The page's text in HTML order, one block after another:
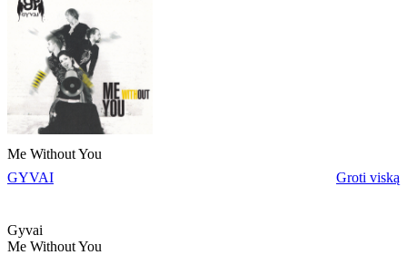
Me Without You
GYVAI
Groti viską
Gyvai
Me Without You